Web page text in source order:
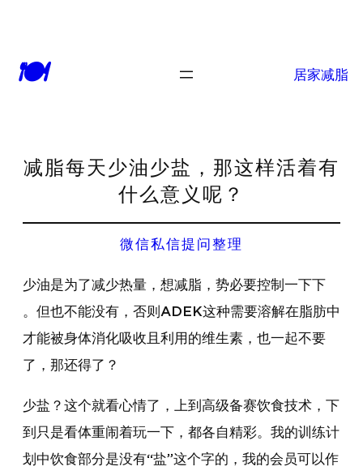
🍽 居家减脂
减脂每天少油少盐，那这样活着有
什么意义呢？
微信私信提问整理
少油是为了减少热量，想减脂，势必要控制一下下
。但也不能没有，否则ADEK这种需要溶解在脂肪中
才能被身体消化吸收且利用的维生素，也一起不要
了，那还得了？
少盐？这个就看心情了，上到高级备赛饮食技术，下
到只是看体重闹着玩一下，都各自精彩。我的训练计
划中饮食部分是没有“盐”这个字的，我的会员可以作